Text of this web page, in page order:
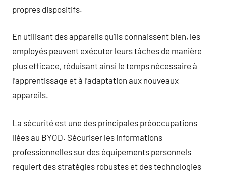
propres dispositifs.
En utilisant des appareils qu’ils connaissent bien, les
employés peuvent exécuter leurs tâches de manière
plus efficace, réduisant ainsi le temps nécessaire à
l’apprentissage et à l’adaptation aux nouveaux
appareils.
La sécurité est une des principales préoccupations
liées au BYOD. Sécuriser les informations
professionnelles sur des équipements personnels
requiert des stratégies robustes et des technologies